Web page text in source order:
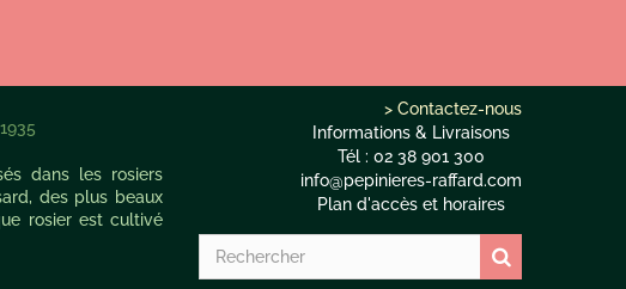
dans les rosiers
des plus beaux
rosier est cultivé
> Contactez-nous
Informations & Livraisons
Tél : 02 38 901 300
info@pepinieres-raffard.com
Plan d'accès et horaires